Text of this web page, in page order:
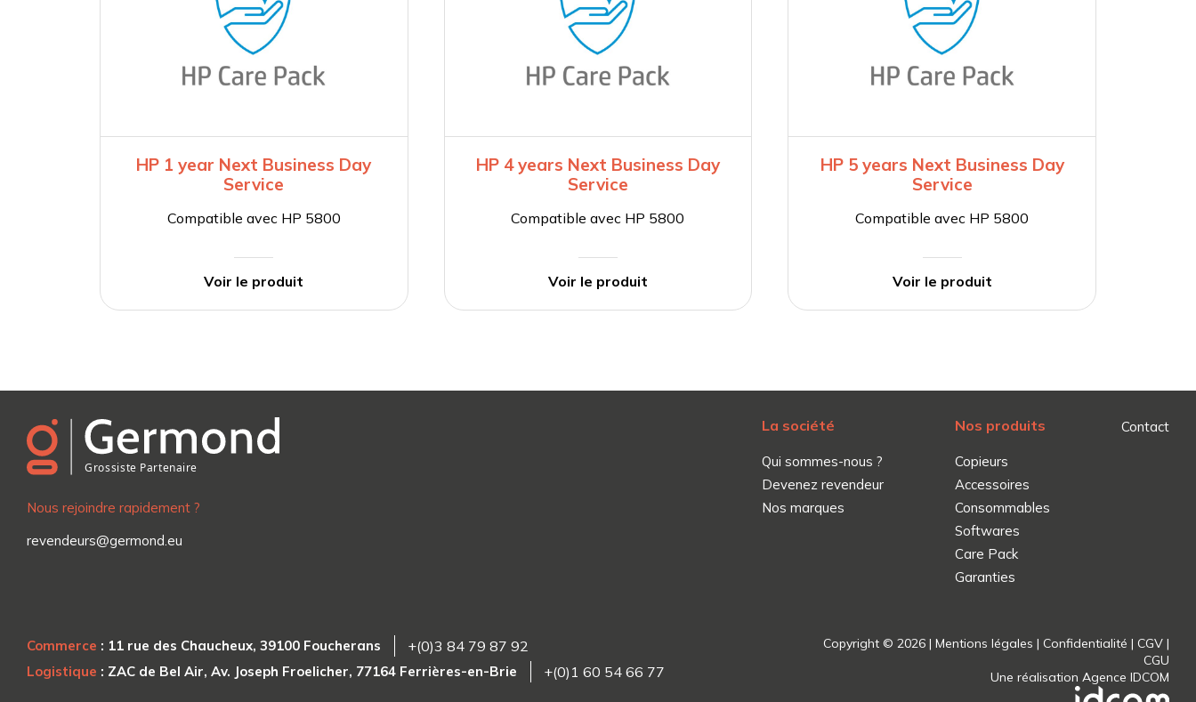
HP 1 year Next Business Day
Service
Compatible avec HP 5800
Voir le produit
HP 4 years Next Business Day
Service
Compatible avec HP 5800
Voir le produit
HP 5 years Next Business Day
Service
Compatible avec HP 5800
Voir le produit
Nous rejoindre rapidement ?
revendeurs@germond.eu
La société
Qui sommes-nous ?
Devenez revendeur
Nos marques
Nos produits
Copieurs
Accessoires
Consommables
Softwares
Care Pack
Garanties
Contact
Commerce : 11 rue des Chaucheux, 39100 Foucherans +(0)3 84 79 87 92
Logistique : ZAC de Bel Air, Av. Joseph Froelicher, 77164 Ferrières-en-Brie +(0)1 60 54 66 77
Copyright © 2026 | Mentions légales | Confidentialité | CGV |
CGU
Une réalisation Agence IDCOM